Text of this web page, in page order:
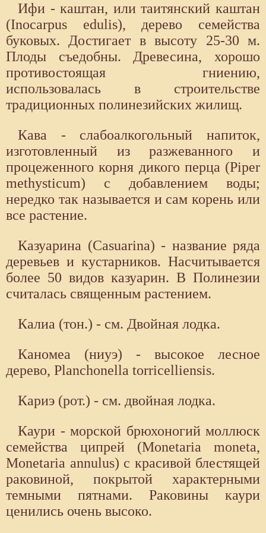
Ифи - каштан, или таитянский каштан
(Inocarpus edulis), дерево семейства
буковых. Достигает в высоту 25-30 м.
Плоды съедобны. Древесина, хорошо
противостоящая гниению,
использовалась в строительстве
традиционных полинезийских жилищ.
Кава - слабоалкогольный напиток,
изготовленный из разжеванного и
процеженного корня дикого перца (Piper
methysticum) с добавлением воды;
нередко так называется и сам корень или
все растение.
Казуарина (Casuarina) - название ряда
деревьев и кустарников. Насчитывается
более 50 видов казуарин. В Полинезии
считалась священным растением.
Калиа (тон.) - см. Двойная лодка.
Каномеа (ниуэ) - высокое лесное
дерево, Planchonella torricelliensis.
Кариэ (рот.) - см. двойная лодка.
Каури - морской брюхоногий моллюск
семейства ципрей (Monetaria moneta,
Monetaria annulus) с красивой блестящей
раковиной, покрытой характерными
темными пятнами. Раковины каури
ценились очень высоко.